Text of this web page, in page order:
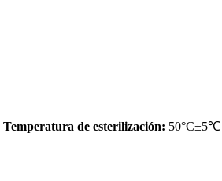
Temperatura de esterilización: 50°C±5℃